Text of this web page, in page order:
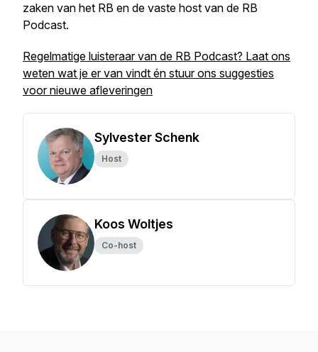
zaken van het RB en de vaste host van de RB
Podcast.
Regelmatige luisteraar van de RB Podcast? Laat ons
weten wat je er van vindt én stuur ons suggesties
voor nieuwe afleveringen
Sylvester Schenk
Host
Koos Woltjes
Co-host